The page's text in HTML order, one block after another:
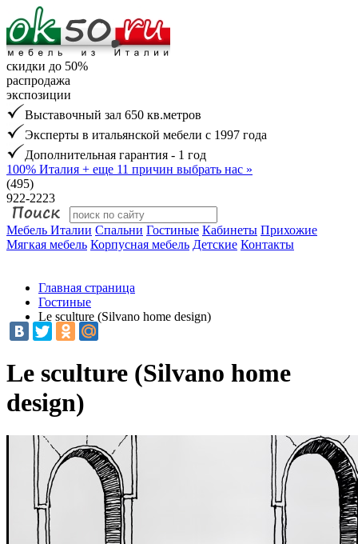
скидки до 50%
распродажа
экспозиции
Выставочный зал 650 кв.метров
Эксперты в итальянской мебели с 1997 года
Дополнительная гарантия - 1 год
100% Италия + еще 11 причин выбрать нас »
(495)
922-2223
Мебель Италии Спальни Гостиные Кабинеты Прихожие
Мягкая мебель Корпусная мебель Детские Контакты
Главная страница
Гостиные
Le sculture (Silvano home design)
Le sculture (Silvano home
design)